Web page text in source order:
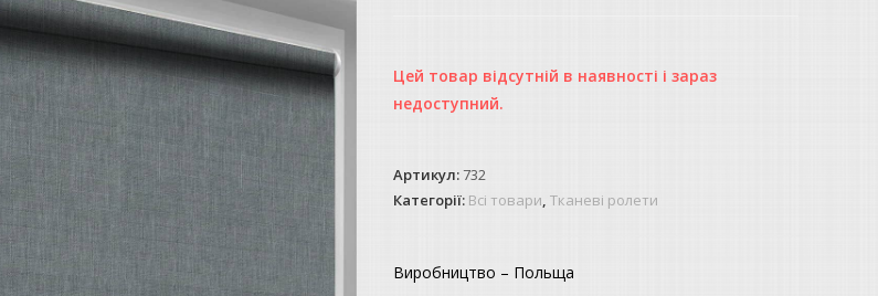
Цей товар відсутній в наявності і зараз
недоступний.
Артикул:732
Категорії: Всі товари,Тканеві ролети
Виробництво – Польща